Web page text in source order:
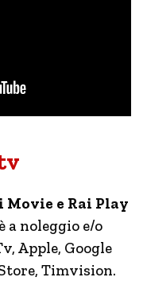
Movie e Rai Play
a noleggio e/o
Apple, Google
Timvision.